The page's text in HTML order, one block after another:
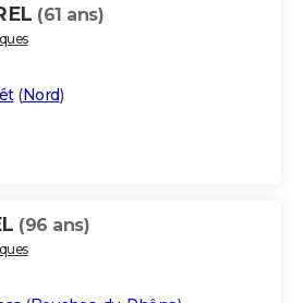
(61 ans)
(Nord)
(96 ans)